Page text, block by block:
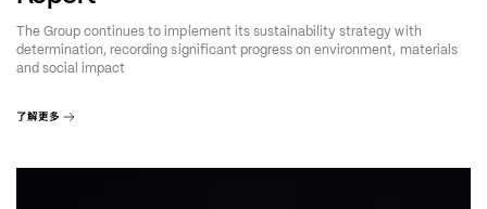
The Group continues to implement its sustainability strategy with
determination, recording significant progress on environment, materials
and social impact
了解更多